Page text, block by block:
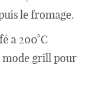
le fromage.
a 200°C
mode grill pour